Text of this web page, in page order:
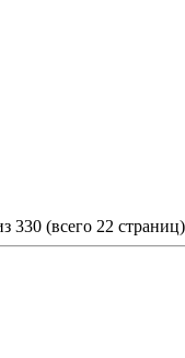
330 (всего 22 страниц)